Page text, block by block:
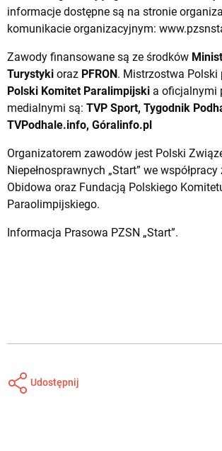
informacje dostępne są na stronie
komunikacie organizacyjnym:
Zawody finansowane są ze środków
Turystyki oraz PFRON. Mistrzostwa Polski
Polski Komitet Paralimpijski a oficjalnymi
medialnymi są: TVP Sport, Tygodnik
TVPodhale.info, Góralinfo.pl
Organizatorem zawodów jest Polski
Niepełnosprawnych „Start” we
Obidowa oraz Fundacją Polskiego
Paraolimpijskiego.
Informacja Prasowa PZSN „Start”.
Udostępnij